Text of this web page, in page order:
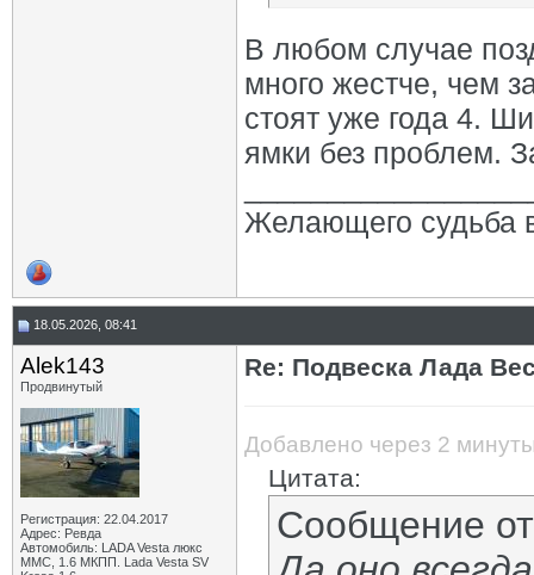
В любом случае
много жестче, чем
стоят уже года 4.
ямки без проблем.
Желающего судьба
18.05.2026, 08:41
Alek143
Продвинутый
Регистрация: 22.04.2017
Адрес: Ревда
Автомобиль: LADA Vesta люкс
ММС, 1.6 МКПП. Lada Vesta SV
Re: Подвеска Лада
Добавлено через 2
Цитата:
Сообщение